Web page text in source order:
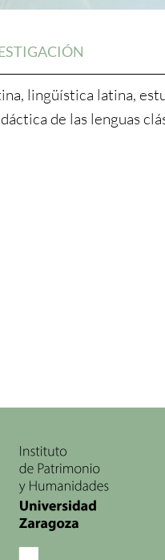
lingüística latina,
de las lenguas